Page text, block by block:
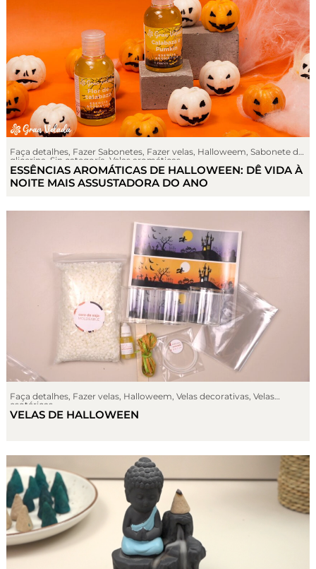
Faça detalhes, Fazer Sabonetes, Fazer velas, Halloweem, Sabonete de
glicerina Sin categoría Velas aromáticas
ESSÊNCIAS AROMÁTICAS DE HALLOWEEN: DÊ VIDA À
NOITE MAIS ASSUSTADORA DO ANO
Faça detalhes, Fazer velas, Halloweem, Velas decorativas, Velas
esotéricas
VELAS DE HALLOWEEN